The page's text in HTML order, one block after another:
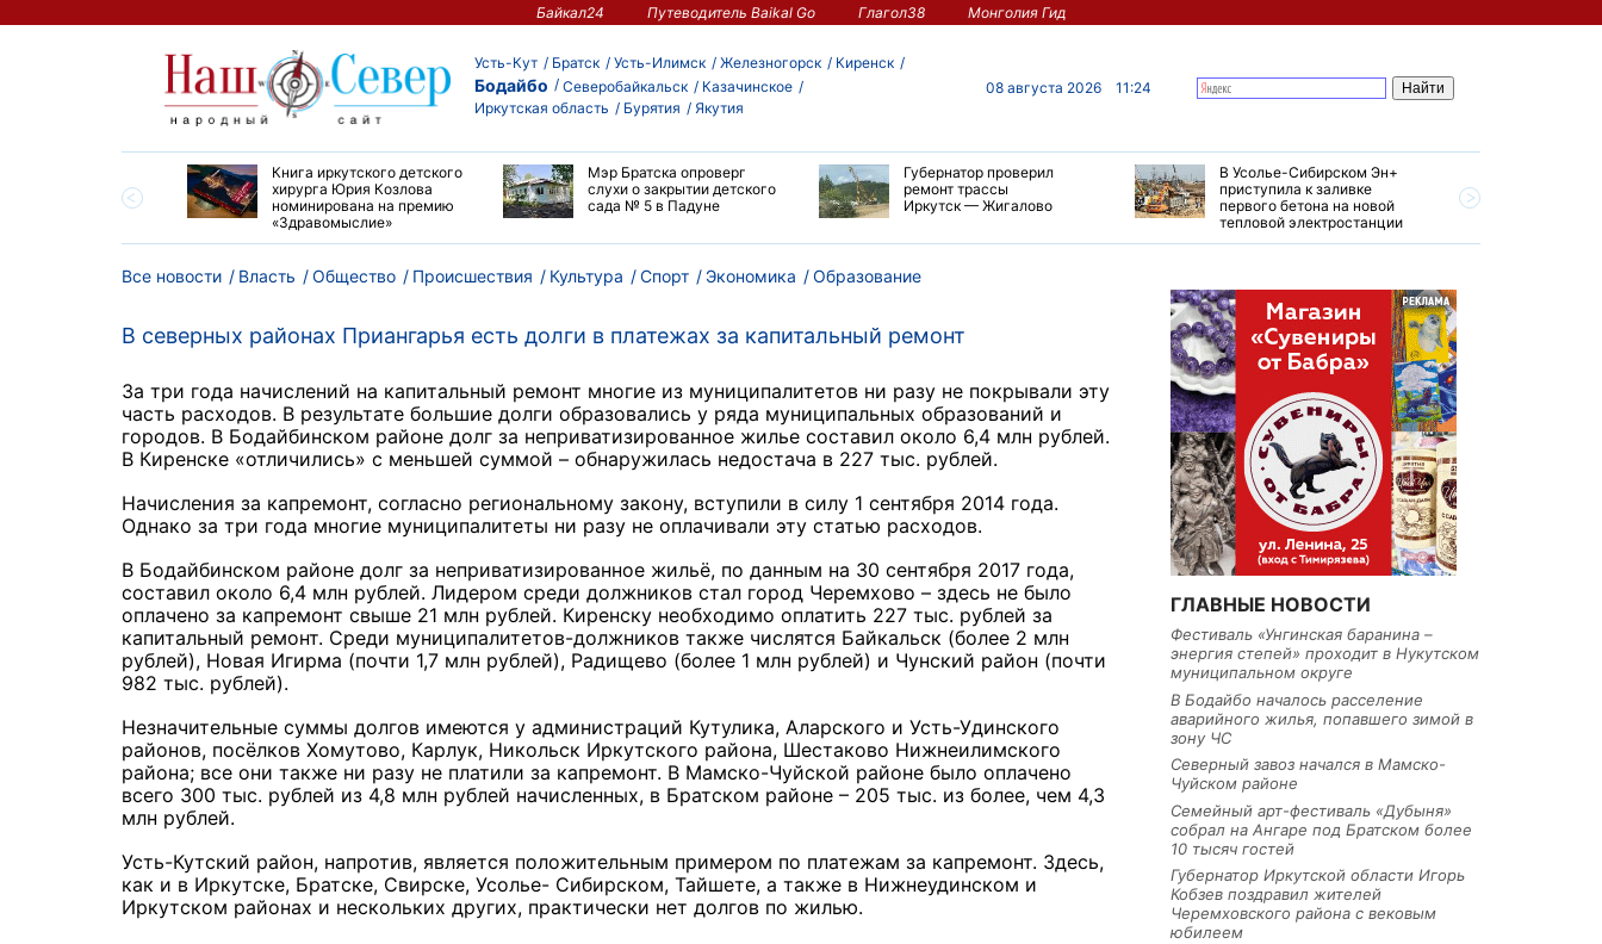
Байкал24 Путеводитель Baikal Go Глагол38 Монголия Гид
Усть-Кут Братск Усть-Илимск Железногорск Киренск
Бодайбо Северобайкальск
Казачинское
Иркутская область
Бурятия Якутия
08 августа 2026 11:24
большой эстафеты
Книга иркутского детского
хирурга Юрия Козлова
номинирована на премию
«Здравомыслие»
Мэр Братска опроверг
слухи о закрытии детского
сада № 5 в Падуне
Губернатор проверил
ремонт трассы
Иркутск — Жигалово
В Усолье-Сибирском Эн+
приступила к заливке
первого бетона на новой
тепловой электростанции
Все новости Власть Общество Происшествия Культура Спорт Экономика Образование
В северных районах Приангарья есть долги в платежах за капитальный ремонт
За три года начислений на капитальный ремонт многие из муниципалитетов ни разу не покрывали эту
часть расходов. В результате большие долги образовались у ряда муниципальных образований и
городов. В Бодайбинском районе долг за неприватизированное жилье составил около 6,4 млн рублей.
В Киренске «отличились» с меньшей суммой – обнаружилась недостача в 227 тыс. рублей.
Начисления за капремонт, согласно региональному закону, вступили в силу 1 сентября 2014 года.
Однако за три года многие муниципалитеты ни разу не оплачивали эту статью расходов.
В Бодайбинском районе долг за неприватизированное жильё, по данным на 30 сентября 2017 года,
составил около 6,4 млн рублей. Лидером среди должников стал город Черемхово – здесь не было
оплачено за капремонт свыше 21 млн рублей. Киренску необходимо оплатить 227 тыс. рублей за
капитальный ремонт. Среди муниципалитетов-должников также числятся Байкальск (более 2 млн
рублей), Новая Игирма (почти 1,7 млн рублей), Радищево (более 1 млн рублей) и Чунский район (почти
982 тыс. рублей).
Незначительные суммы долгов имеются у администраций Кутулика, Аларского и Усть-Удинского
районов, посёлков Хомутово, Карлук, Никольск Иркутского района, Шестаково Нижнеилимского
района; все они также ни разу не платили за капремонт. В Мамско-Чуйской районе было оплачено
всего 300 тыс. рублей из 4,8 млн рублей начисленных, в Братском районе – 205 тыс. из более, чем 4,3
млн рублей.
Усть-Кутский район, напротив, является положительным примером по платежам за капремонт. Здесь,
как и в Иркутске, Братске, Свирске, Усолье- Сибирском, Тайшете, а также в Нижнеудинском и
Иркутском районах и нескольких других, практически нет долгов по жилью.
ГЛАВНЫЕ НОВОСТИ
Фестиваль «Унгинская баранина –
энергия степей» проходит в Нукутском
муниципальном округе
В Бодайбо началось расселение
аварийного жилья, попавшего зимой в
зону ЧС
Северный завоз начался в Мамско-
Чуйском районе
Семейный арт-фестиваль «Дубыня»
собрал на Ангаре под Братском более
10 тысяч гостей
Губернатор Иркутской области Игорь
Кобзев поздравил жителей
Черемховского района с вековым
юбилеем